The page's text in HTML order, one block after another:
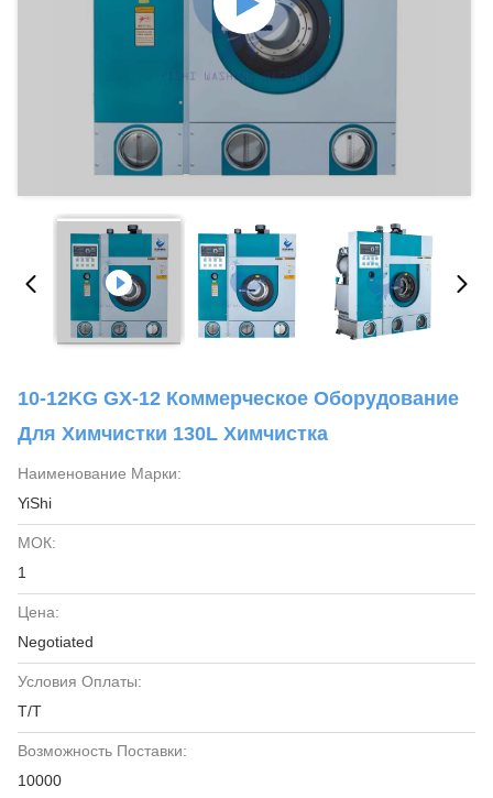
10-12KG GX-12 Коммерческое Оборудование
Для Химчистки 130L Химчистка
Наименование Марки:
YiShi
МОК:
1
Цена:
Negotiated
Условия Оплаты:
T/T
Возможность Поставки:
10000